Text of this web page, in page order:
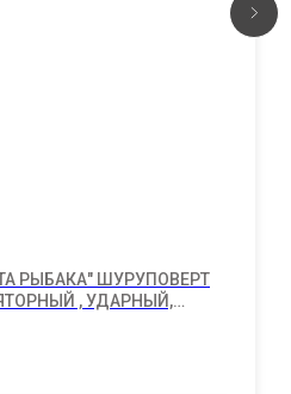
РЫБАКА" ШУРУПОВЕРТ
, УДАРНЫЙ,
в комплекте.